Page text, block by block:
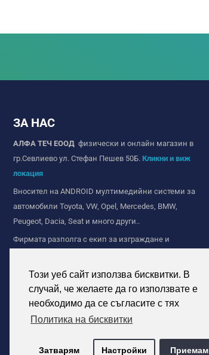
Този уеб сайт използва бисквитки. В
случай, че желаете да го използвате е
необходимо да се съгласите с тях
Политика на бисквитки
Затварям Настройки Приемам
ЗА НАС
АЛФА ТЕЧ ЕООД физически и онлайн магазин в
гр.Севлиево ул. Стефан Пешев 50Б. Кликни и виж
локация
Вносител на ANDROID мултимедийни системи за
автомобили Toyota, VW, Opel, Mercedes, BMW,
Peugeot, Dacia, Seat и много други..
Фирмата разполга с екип за изграждане и
ние сме с дългогодишен опит в сферата на
видеонаблюдението.
Продажба на соларно осветление за дома и
индустриална цел. Прожектори и челници с